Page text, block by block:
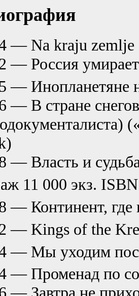
— Na kraju zemlje
— Россия
— Инопланетяне
— В стране
— Власть и
11 000 экз.
— Континент, где
— Kings of the
— Мы уходим
— Променад по